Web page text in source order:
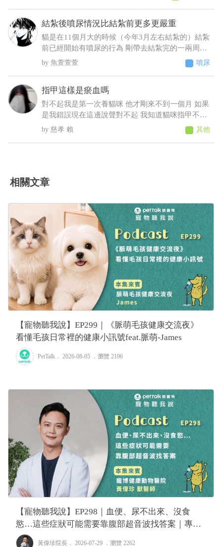
拉了2次黑便〔帶紅果凍型態的晶體〕 6／25 清晨
來！ 6／25下午帶去旅館指定的獸醫院看診 肛門觸
診完，醫生判斷潰瘍性結直腸炎，隨即打了制酸
劑，給了胃粘膜保護劑跟止瀉 7/2告知旅館回診血檢
期中這三項不正常BUN66/RBC9.13/ALT87，旅館改
口說不是他們的問題，沒證據足以判斷是馬陸造成
24凌晨他們說正常，但我看已經很怪了 勞煩醫生幫
我看一下，謝謝
結紮後噴尿情況比結紮前更多更嚴重
貓是在11個月大的時候（今年3月左右結紮的）結紮
前已經開始有噴尿的行為 剛帶去結紮完的一兩周基
本沒噴尿 之後的時間經常噴尿 原先只是床旁邊的牆
壁 到後來床頭櫃、衣櫃、電腦螢幕、電腦主機 連在
噴了 至今仍未改善而且還越來越嚴重（噴的範圍越
來越多 甚至剛噴完牆壁不到10秒又去噴衣櫃）這種
情況該怎麼解決 被噴到很崩潰想送養了
魚萱萱萱 噴尿
指甲這樣是瘀血嗎
對不起我是第一次養貓咪 他才剛來不到一個月 如果
是我錯誤現在這邊說聲對不起 我知道貓咪指甲不能
剪太深 我有先做功課 上一次剪完大概兩個禮拜 我
今天要幫他剪的時候發現他很抗拒 一看發現他腳有
慈孝 賴 其他
相關文章
【寵物聽我說】EP299｜《脈萌毛孩健康交流夜》
看懂毛孩日常裡的健康小訊號feat.脈萌-James
PetTalk ． 2026-08-05 ． 瀏覽 2196
【寵物聽我說】EP298｜血便、尿不出來、沒食
慾…這些症狀可能需要靠腹部超音波找答案｜專業
獸醫—黃偉珍
黃偉珍院長 ． 2026-07-29 ． 瀏覽 2262